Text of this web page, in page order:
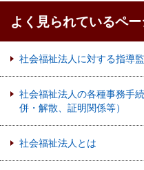
よく見られているペ
社会福祉法人に対する指導
社会福祉法人の各種事務手
併・解散、証明関係等）
社会福祉法人とは